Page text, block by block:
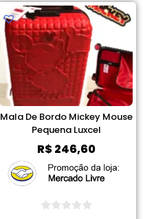
Mala De Bordo Mickey Mouse
Pequena Luxcel
R$246,60